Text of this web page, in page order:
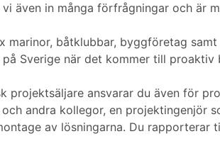
även in många förfrågningar och är
marinor, båtklubbar, byggföretag
Sverige när det kommer till proaktiv
projektsäljare ansvarar du även för
andra kollegor, en projektingenjör
av lösningarna. Du rapporterar